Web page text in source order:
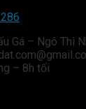
Gá – Ngô Thì
– 8h tối